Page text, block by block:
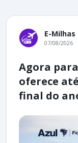
E-Milhas
07/08/2026
Agora
oferece
final do